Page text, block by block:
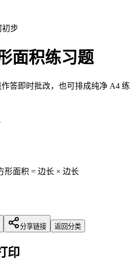
初步
面积练习题
答即时批改，也可排成纯净 A4 练
形面积 = 边长 × 边长
分享链接 返回分类
印